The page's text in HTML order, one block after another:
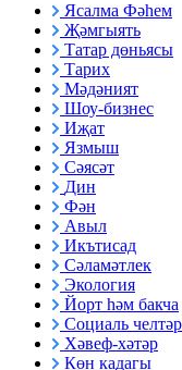
Ясалма Фәһем
Җәмгыять
Татар дөньясы
Тарих
Мәдәният
Шоу-бизнес
Иҗат
Язмыш
Сәясәт
Дин
Фән
Авыл
Икътисад
Сәламәтлек
Экология
Йорт һәм бакча
Социаль
Хәвеф-хәтәр
Көн кадагы